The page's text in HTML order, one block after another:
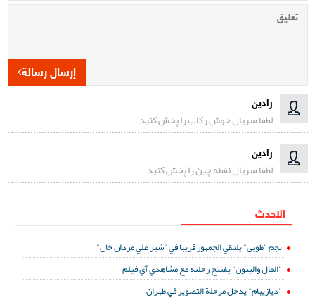
إرسال رسالة
رادین
لطفا سریال خوش رکاب را پخش کنید
رادین
لطفا سریال نقطه چین را پخش کنید
الاحدث
نجم "طوبى" يلتقي الجمهور قريبا في "شير علي مردان خان"
"المال والبنون" يفتتح رحلته مع مشاهدي آي فيلم
"ديازيبام" يدخل مرحلة التصوير في طهران